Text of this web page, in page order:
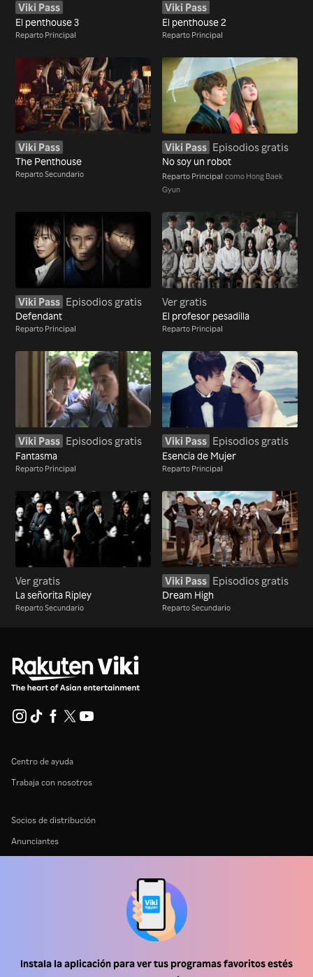
Instala la aplicación para ver tus programas favoritos estés
Viki Pass
El penthouse 3
Reparto Principal
Viki Pass
El penthouse 2
Reparto Principal
Viki Pass
The Penthouse
Reparto Secundario
Viki Pass Episodios gratis
No soy un robot
Reparto Principal como Hong Baek
Gyun
Viki Pass Episodios gratis
Defendant
Reparto Principal
Ver gratis
El profesor pesadilla
Reparto Principal
Viki Pass Episodios gratis
Fantasma
Reparto Principal
Viki Pass Episodios gratis
Esencia de Mujer
Reparto Principal
Ver gratis
La señorita Ripley
Reparto Secundario
Viki Pass Episodios gratis
Dream High
Reparto Secundario
Centro de ayuda
Trabaja con nosotros
Socios de distribución
Anunciantes
Política de cookies y tecnologías de seguimiento
Política de derechos de autor